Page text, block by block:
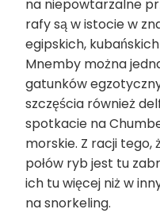
na niepowtarzalne
rafy są w istocie w
egipskich,
Mnemby można
gatunków
szczęścia również
spotkacie na
morskie. Z racji
połów ryb jest tu
ich tu więcej niż w
na snorkeling.